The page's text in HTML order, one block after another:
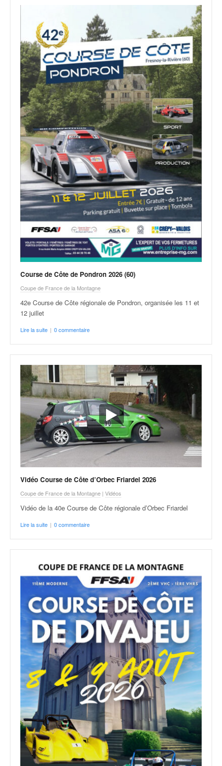
Course de Côte de Pondron 2026 (60)
Coupe de France de la Montagne
42e Course de Côte régionale de Pondron, organisée les 11 et
12 juillet
Lire la suite | 0 commentaire
Vidéo Course de Côte d’Orbec Friardel 2026
Coupe de France de la Montagne | Vidéos
Vidéo de la 40e Course de Côte régionale d’Orbec Friardel
Lire la suite | 0 commentaire